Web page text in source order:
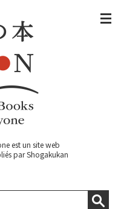
est un site web
par Shogakukan